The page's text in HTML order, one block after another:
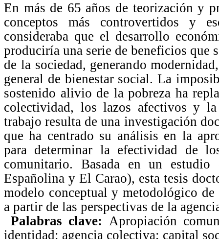
En más de 65 años de teorización y
conceptos más controvertidos y
consideraba que el desarrollo
produciría una serie de beneficios que
de la sociedad, generando
general de bienestar social. La
sostenido alivio de la pobreza ha
colectividad, los lazos afectivos y
trabajo resulta de una investigación
que ha centrado su análisis en la
para determinar la efectividad de
comunitario. Basada en un
Españolina y El Carao), esta tesis
modelo conceptual y metodológico
a partir de las perspectivas de la
Palabras clave: Apropiación
identidad; agencia colectiva; capital